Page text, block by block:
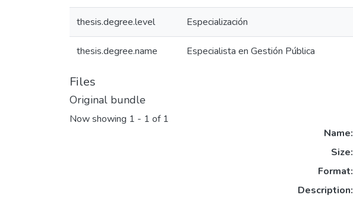
thesis.degree.level Especialización
thesis.degree.name Especialista en Gestión Pública
Files
Original bundle
Now showing 1 - 1 of 1
Name:
Size:
Format:
Description: